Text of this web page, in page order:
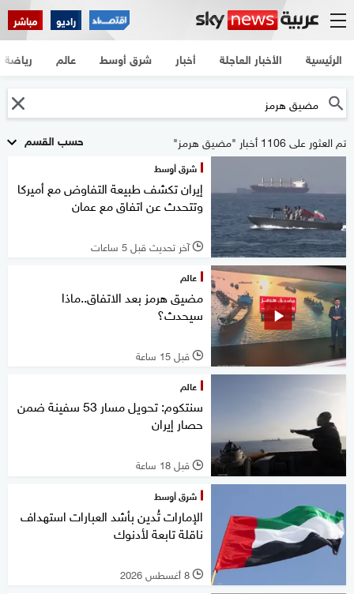
راديو مباشر
الرئيسية الأخبار العاجلة أخبار شرق أوسط عالم رياضة
حسب القسم تم العثور على 1106 أخبار "مضيق هرمز"
شرق أوسط
إيران تكشف طبيعة التفاوض مع أميركا
وتتحدث عن اتفاق مع عمان
l آخر تحديث قبل 5 ساعات
عالم
مضيق هرمز بعد الاتفاق..ماذا
سيحدث؟
l قبل 15 ساعة
عالم
سنتكوم: تحويل مسار 53 سفينة ضمن
حصار إيران
l قبل 18 ساعة
شرق أوسط
الإمارات تُدين بأشد العبارات استهداف
ناقلة تابعة لأدنوك
l 8 أغسطس 2026